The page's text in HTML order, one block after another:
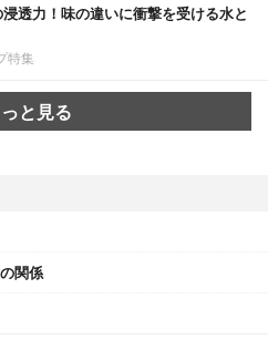
透力！味の違いに衝撃を受ける水と
特集
と見る
関係